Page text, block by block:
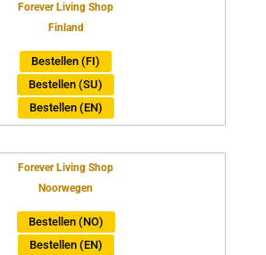
Forever Living Shop
Finland
Bestellen (FI)
Bestellen (SU)
Bestellen (EN)
Forever Living Shop
Noorwegen
Bestellen (NO)
Bestellen (EN)